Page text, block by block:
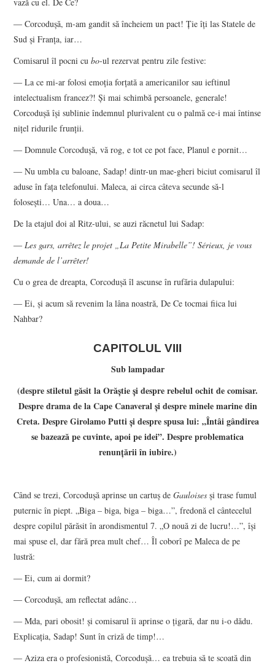
― Corcoduşă, m-am gandit să încheiem un pact! Ţie îţi las Statele de
Sud şi Franţa, iar…
Comisarul îl pocni cubo-ul rezervat pentru zile festive:
― La ce mi-ar folosi emoţia forţată a americanilor sau ieftinul
intelectualism francez?! Şi mai schimbă persoanele, generale!
Corcoduşă îşi sublinie îndemnul plurivalent cu o palmă ce-i mai întinse
niţel ridurile frunţii.
― Domnule Corcoduşă, vă rog, e tot ce pot face, Planul e pornit…
― Nu umbla cu baloane, Sadap! dintr-un mae-gheri biciut comisarul îl
aduse în faţa telefonului. Maleca, ai circa câteva secunde să-l
foloseşti… Una… a doua…
De la etajul doi al Ritz-ului, se auzi răcnetul lui Sadap:
―Les gars, arrêtez le projet „La Petite Mirabelle”! Sérieux, je vous
demande de l’arrêter!
Cu o grea de dreapta, Corcoduşă îl ascunse în rufăria dulapului:
― Ei, şi acum să revenim la lâna noastră, De Ce tocmai fiica lui
Nahbar?
CAPITOLUL VIII
Sub lampadar
(despre stiletul găsit la Orăştie şi despre rebelul ochit de comisar.
Despre drama de la Cape Canaveral şi despre minele marine din
Creta. Despre Girolamo Putti şi despre spusa lui: „Întâi gândirea
se bazează pe cuvinte, apoi pe idei”. Despre problematica
renunţării în iubire.)
Când se trezi, Corcoduşă aprinse un cartuş deGauloises şi trase fumul
puternic în piept. „Biga – biga, biga – biga…”, fredonă el cântecelul
despre copilul părăsit în arondismentul 7. „O nouă zi de lucru!…”, îşi
mai spuse el, dar fără prea mult chef… Îl coborî pe Maleca de pe
lustră:
― Ei, cum ai dormit?
― Corcoduşă, am reflectat adânc…
― Mda, pari obosit! şi comisarul îi aprinse o ţigară, dar nu i-o dădu.
Explicaţia, Sadap! Sunt în criză de timp!…
― Aziza era o profesionistă, Corcoduşă… ea trebuia să te scoată din